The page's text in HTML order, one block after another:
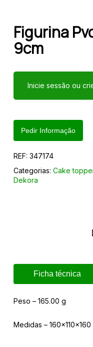
Figurina
9cm
Inicie sessão ou
Pedir Informação
REF: 347174
Categorias: Cake
Dekora
Ficha técnica
Peso – 165.00 g
Medidas – 160x110x160